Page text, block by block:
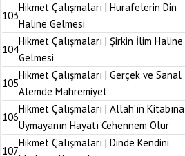
103
Hikmet Çalışmaları | Hurafelerin Din
Haline Gelmesi
104
Hikmet Çalışmaları | Şirkin İlim Haline
Gelmesi
105
Hikmet Çalışmaları | Gerçek ve Sanal
Alemde Mahremiyet
106
Hikmet Çalışmaları | Allah’ın Kitabına
Uymayanın Hayatı Cehennem Olur
107
Hikmet Çalışmaları | Dinde Kendini